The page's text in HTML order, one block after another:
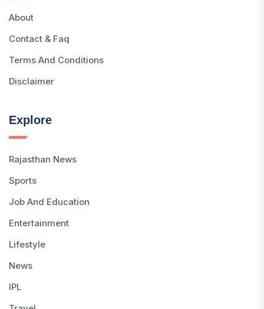
About
Contact & Faq
Terms And Conditions
Disclaimer
Explore
Rajasthan News
Sports
Job And Education
Entertainment
Lifestyle
News
IPL